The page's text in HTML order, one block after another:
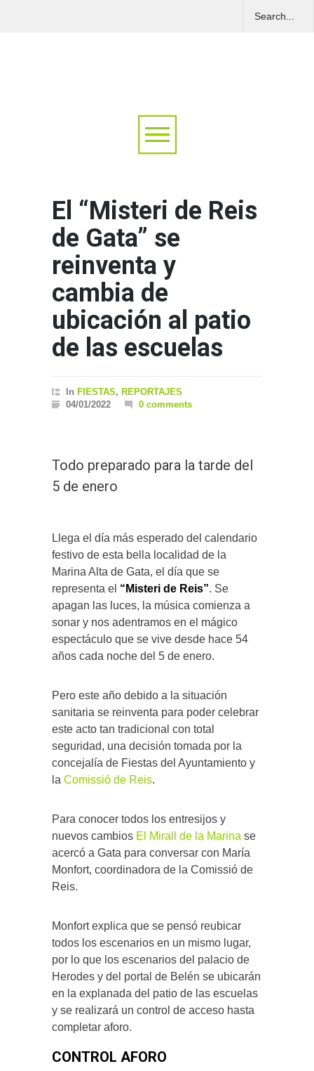
El “Misteri de Reis
de Gata” se
reinventa y
cambia de
ubicación al patio
de las escuelas
In FIESTAS, REPORTAJES
04/01/2022
0 comments
Todo preparado para la tarde del
5 de enero
Llega el día más esperado del calendario
festivo de esta bella localidad de la
Marina Alta de Gata, el día que se
representa el “Misteri de Reis”. Se
apagan las luces, la música comienza a
sonar y nos adentramos en el mágico
espectáculo que se vive desde hace 54
años cada noche del 5 de enero.
Pero este año debido a la situación
sanitaria se reinventa para poder celebrar
este acto tan tradicional con total
seguridad, una decisión tomada por la
concejalía de Fiestas del Ayuntamiento y
la Comissió de Reis.
Para conocer todos los entresijos y
nuevos cambios El Mirall de la Marina se
acercó a Gata para conversar con María
Monfort, coordinadora de la Comissió de
Reis.
Monfort explica que se pensó reubicar
todos los escenarios en un mismo lugar,
por lo que los escenarios del palacio de
Herodes y del portal de Belén se ubicarán
en la explanada del patio de las escuelas
y se realizará un control de acceso hasta
completar aforo.
CONTROL AFORO